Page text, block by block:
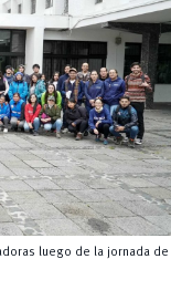
luego de la jornada de